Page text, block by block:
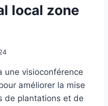
local zone
une visioconférence
améliorer la mise
de plantations et de